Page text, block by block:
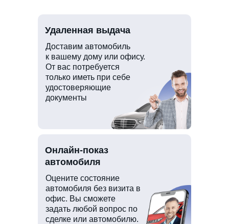
Доставим автомобиль
к вашему дому или офису.
От вас потребуется
только иметь при себе
удостоверяющие
документы
Оцените состояние
автомобиля без визита в
офис. Вы сможете
задать любой вопрос по
сделке или автомобилю.
Удаленная выдача
Онлайн-показ
автомобиля